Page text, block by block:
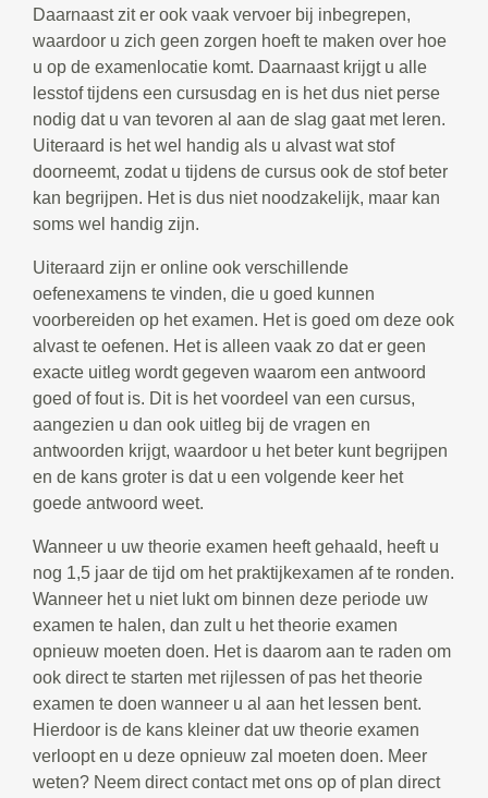
Daarnaast zit er ook vaak vervoer bij inbegrepen,
waardoor u zich geen zorgen hoeft te maken over hoe
u op de examenlocatie komt. Daarnaast krijgt u alle
lesstof tijdens een cursusdag en is het dus niet perse
nodig dat u van tevoren al aan de slag gaat met leren.
Uiteraard is het wel handig als u alvast wat stof
doorneemt, zodat u tijdens de cursus ook de stof beter
kan begrijpen. Het is dus niet noodzakelijk, maar kan
soms wel handig zijn.
Uiteraard zijn er online ook verschillende
oefenexamens te vinden, die u goed kunnen
voorbereiden op het examen. Het is goed om deze ook
alvast te oefenen. Het is alleen vaak zo dat er geen
exacte uitleg wordt gegeven waarom een antwoord
goed of fout is. Dit is het voordeel van een cursus,
aangezien u dan ook uitleg bij de vragen en
antwoorden krijgt, waardoor u het beter kunt begrijpen
en de kans groter is dat u een volgende keer het
goede antwoord weet.
Wanneer u uw theorie examen heeft gehaald, heeft u
nog 1,5 jaar de tijd om het praktijkexamen af te ronden.
Wanneer het u niet lukt om binnen deze periode uw
examen te halen, dan zult u het theorie examen
opnieuw moeten doen. Het is daarom aan te raden om
ook direct te starten met rijlessen of pas het theorie
examen te doen wanneer u al aan het lessen bent.
Hierdoor is de kans kleiner dat uw theorie examen
verloopt en u deze opnieuw zal moeten doen. Meer
weten? Neem direct contact met ons op of plan direct